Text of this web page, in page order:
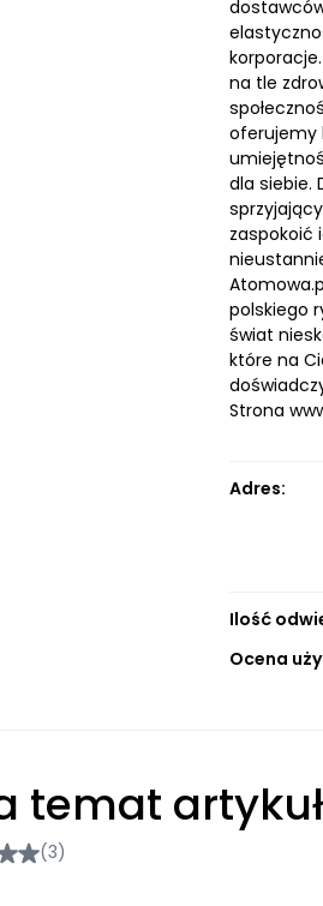
na tle
oferujemy
dla siebie.
zaspokoić
polskiego
świat
które na
Strona
Adres:
Ilość
Ocena
temat
(3)